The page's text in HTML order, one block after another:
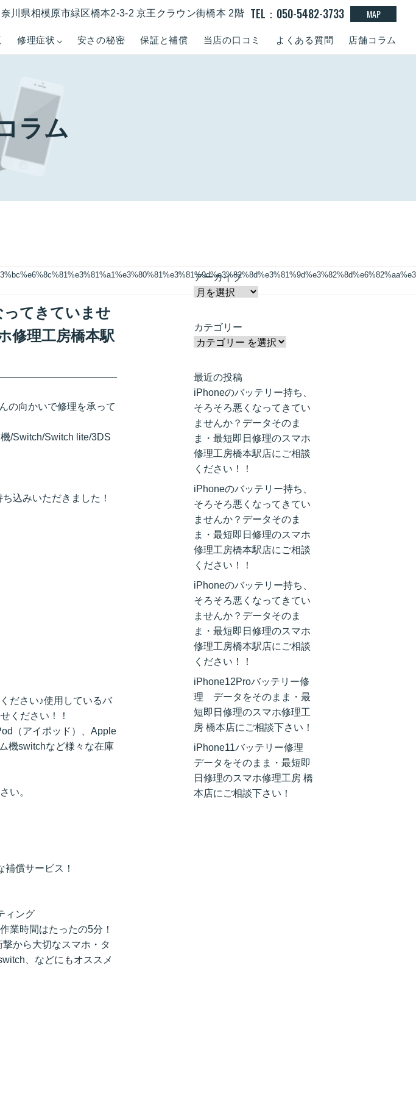
修理症状 安さの秘密 保証と補償 当店の口コミ よくある質問 店舗コラム
川県相模原市緑区橋本2-3-2 京王クラウン街橋本 2階 TEL：050-5482-3733 MAP
ラム
てきていませ
修理工房橋本駅
の向かいで修理を承って
/Switch/Switch lite/3DS
込みいただきました！
ださい♪使用しているバ
ください！！
（アイポッド）、Apple
機switchなど様々な在庫
い。
償サービス！
ィング
業時間はたったの5分！
から大切なスマホ・タ
、などにもオススメ
アーカイブ
カテゴリー
最近の投稿
iPhoneのバッテリー持ち、
そろそろ悪くなってきてい
ませんか？データそのま
ま・最短即日修理のスマホ
修理工房橋本駅店にご相談
ください！！
iPhoneのバッテリー持ち、
そろそろ悪くなってきてい
ませんか？データそのま
ま・最短即日修理のスマホ
修理工房橋本駅店にご相談
ください！！
iPhoneのバッテリー持ち、
そろそろ悪くなってきてい
ませんか？データそのま
ま・最短即日修理のスマホ
修理工房橋本駅店にご相談
ください！！
iPhone12Proバッテリー修
理 データをそのまま・最
短即日修理のスマホ修理工
房 橋本店にご相談下さい！
iPhone11バッテリー修理
データをそのまま・最短即
日修理のスマホ修理工房 橋
本店にご相談下さい！